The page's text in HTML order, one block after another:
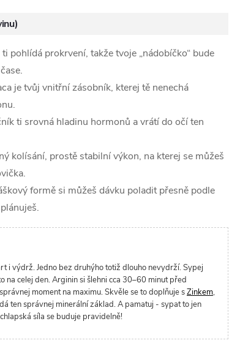
pohlídá prokrvení, takže tvoje „nádobíčko“ bude
je tvůj vnitřní zásobník, kterej tě nenechá
ti srovná hladinu hormonů a vrátí do očí ten
kolísání, prostě stabilní výkon, na kterej se můžeš
formě si můžeš dávku poladit přesně podle
i výdrž. Jedno bez druhýho totiž dlouho nevydrží. Sypej
na celej den. Arginin si šlehni cca 30–60 minut před
moment na maximu. Skvěle se to doplňuje sZinkem,
ten správnej minerální základ. A pamatuj - sypat to jen
síla se buduje pravidelně!